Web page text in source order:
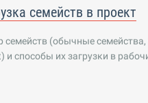
семейств в проект
семейств (обычные
и способы их загрузки в